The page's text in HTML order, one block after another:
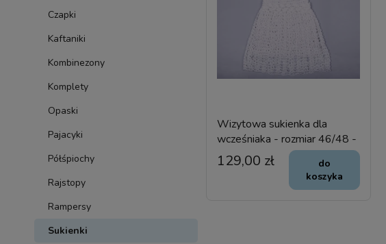
Czapki
Kaftaniki
Kombinezony
Komplety
Opaski
Pajacyki
Półśpiochy
Rajstopy
Rampersy
Sukienki
Wizytowa sukienka dla
wcześniaka - rozmiar 46/48 -
handmade
129,00 zł
do
koszyka